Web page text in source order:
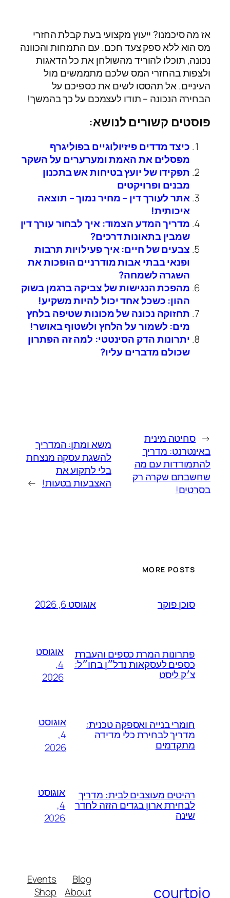
אז מה סיכמנו? ייעוץ מקצועי בעת קבלת החזרי
מס הוא ללא ספק צעד חכם. עם התמחות והכוונה
נכונה, תוכלו להוריד מהשולחן את כל הדאגות
ולצפות בהחזרי המס שלכם מתממשים מול
העיניים. אל תהססו לשים את כספיכם על
הבחירה הנכונה – תודו לעצמכם על כך בהמשך!
פוסטים קשורים לנושא:
כיצד מדדים פיזיולוגיים בפוליגרף
מפסלים את האמת ומערערים על השקר
תפקידו של יועץ בטיחות אש בתכנון
מבנים ופרויקטים
אתר לעורך דין – מחיר נמוך – תוצאה
איכותית!
מדריך המדע הצמוד: איך לבחור עורך דין
שמבין בתאונות דרכים?
צבעים של חיים: איך פעילויות תרבות
ופנאי בבתי אבות מודרניים הופכות את
השגרה לשמחה?
מהפכת הנגישות של צביקה ברגמן בשוק
ההון: כשכל אחד יכול להיות משקיע!
תחזוקה נכונה של מכונות שטיפה בלחץ
מים: לשמור על הלחץ ולשטוף באושר!
יתרונות הדק הסינטטי: למה זה הפתרון
שכולם מדברים עליו?
← סחיטה מינית
באינטרנט: מדריך
להתמודדות עם מה
שחשבתם שקרה רק
בסרטים!
משא ומתן: המדריך
להשגת עסקה מנצחת
בלי לתקוע את
האצבעות בטעות! →
MORE POSTS
סוכן פוקר אוגוסט 6, 2026
פתרונות המרת כספים והעברת
כספים לעסקאות נדל״ן בחו״ל:
צ׳ק ליסט
אוגוסט
4,
2026
חומרי בנייה ואספקה טכנית:
מדריך לבחירת כלי מדידה
מתקדמים
אוגוסט
4,
2026
רהיטים מעוצבים לבית: מדריך
לבחירת ארון בגדים הזזה לחדר
שינה
אוגוסט
4,
2026
courtpio
Blog
About
Events
Shop